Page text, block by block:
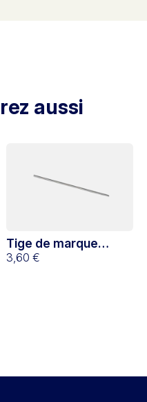
aussi
Tige de marque
support de billes pour
3,60 €